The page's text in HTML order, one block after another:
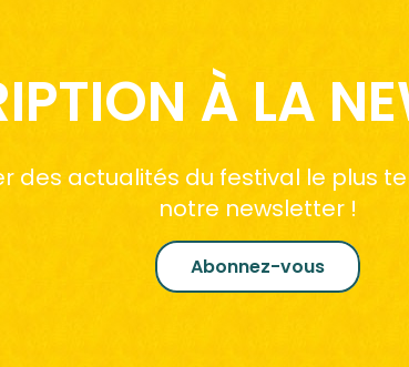
À LA
des actualités du festival le plus
notre newsletter !
Abonnez-vous